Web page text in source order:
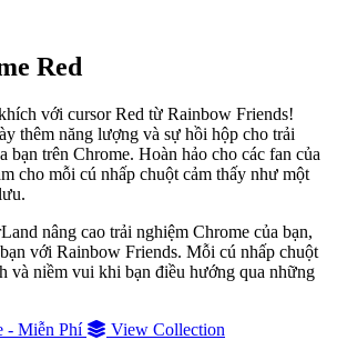
Red
với cursor Red từ Rainbow Friends!
thêm năng lượng và sự hồi hộp cho trải
bạn trên Chrome. Hoàn hảo cho các fan của
cho mỗi cú nhấp chuột cảm thấy như một
nâng cao trải nghiệm Chrome của bạn,
với Rainbow Friends. Mỗi cú nhấp chuột
và niềm vui khi bạn điều hướng qua những
- Miễn Phí
View Collection